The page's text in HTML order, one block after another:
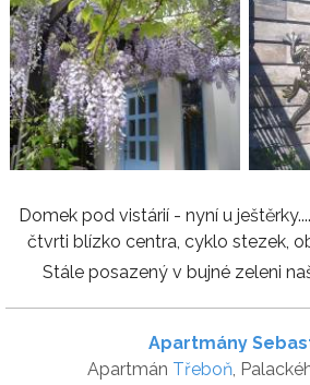
Domek pod vistárií - nyní u
čtvrti blízko centra, cyklo stezek,
Stále posazený v bujné zeleni
Apartmány
Apartmán Třeboň,